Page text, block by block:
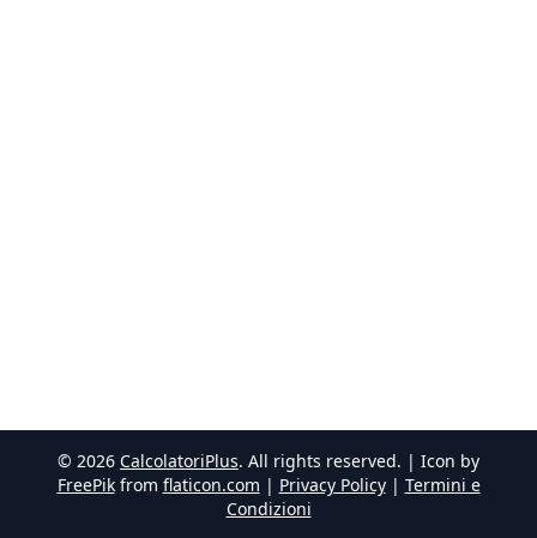
© 2026 CalcolatoriPlus. All rights reserved. | Icon by
FreePik from flaticon.com | Privacy Policy| Termini e
Condizioni